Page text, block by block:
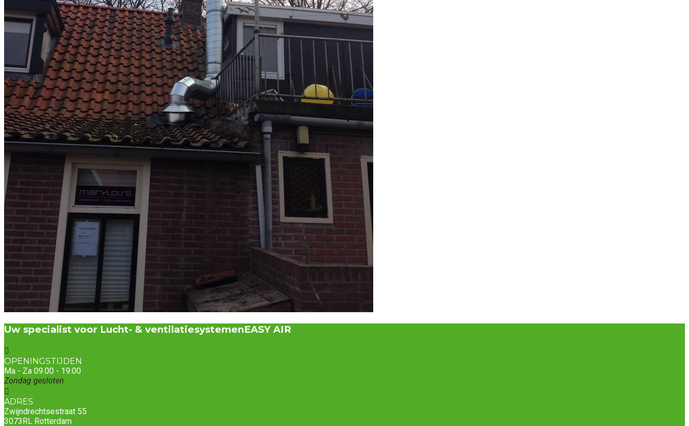
Uw specialist voor Lucht- & ventilatiesystemenEASY AIR
OPENINGSTIJDEN
Ma - Za 09.00 - 19:00
Zondag gesloten
ADRES
Zwijndrechtsestraat 55
3073RL Rotterdam